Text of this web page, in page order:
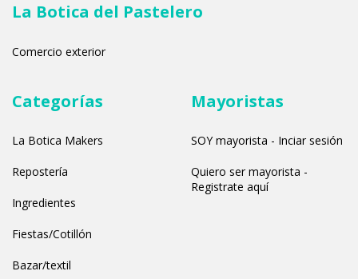
La Botica del Pastelero
Comercio exterior
Categorías
La Botica Makers
Repostería
Ingredientes
Fiestas/Cotillón
Bazar/textil
Mayoristas
SOY mayorista - Inciar sesión
Quiero ser mayorista -
Registrate aquí